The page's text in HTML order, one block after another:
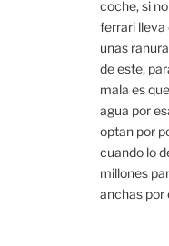
coche, si
ferrari lleva
unas
de este,
mala es
agua por
optan por
cuando lo
millones
anchas por